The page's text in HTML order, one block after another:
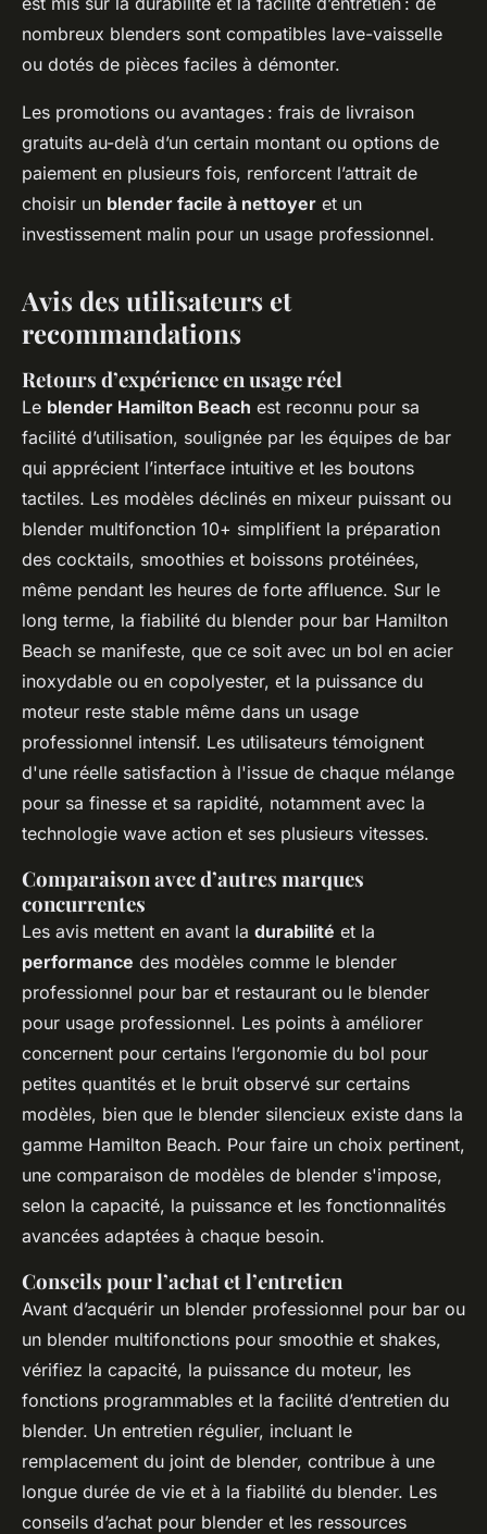
nombreux blenders sont compatibles lave-vaisselle
ou dotés de pièces faciles à démonter.
Les promotions ou avantages : frais de livraison
gratuits au-delà d’un certain montant ou options de
paiement en plusieurs fois, renforcent l’attrait de
choisir un blender facile à nettoyer et un
investissement malin pour un usage professionnel.
Avis des utilisateurs et
recommandations
Retours d’expérience en usage réel
Le blender Hamilton Beach est reconnu pour sa
facilité d’utilisation, soulignée par les équipes de bar
qui apprécient l’interface intuitive et les boutons
tactiles. Les modèles déclinés en mixeur puissant ou
blender multifonction 10+ simplifient la préparation
des cocktails, smoothies et boissons protéinées,
même pendant les heures de forte affluence. Sur le
long terme, la fiabilité du blender pour bar Hamilton
Beach se manifeste, que ce soit avec un bol en acier
inoxydable ou en copolyester, et la puissance du
moteur reste stable même dans un usage
professionnel intensif. Les utilisateurs témoignent
d'une réelle satisfaction à l'issue de chaque mélange
pour sa finesse et sa rapidité, notamment avec la
technologie wave action et ses plusieurs vitesses.
Comparaison avec d’autres marques
concurrentes
Les avis mettent en avant la durabilité et la
performance des modèles comme le blender
professionnel pour bar et restaurant ou le blender
pour usage professionnel. Les points à améliorer
concernent pour certains l’ergonomie du bol pour
petites quantités et le bruit observé sur certains
modèles, bien que le blender silencieux existe dans la
gamme Hamilton Beach. Pour faire un choix pertinent,
une comparaison de modèles de blender s'impose,
selon la capacité, la puissance et les fonctionnalités
avancées adaptées à chaque besoin.
Conseils pour l’achat et l’entretien
Avant d’acquérir un blender professionnel pour bar ou
un blender multifonctions pour smoothie et shakes,
vérifiez la capacité, la puissance du moteur, les
fonctions programmables et la facilité d’entretien du
blender. Un entretien régulier, incluant le
remplacement du joint de blender, contribue à une
longue durée de vie et à la fiabilité du blender. Les
conseils d’achat pour blender et les ressources